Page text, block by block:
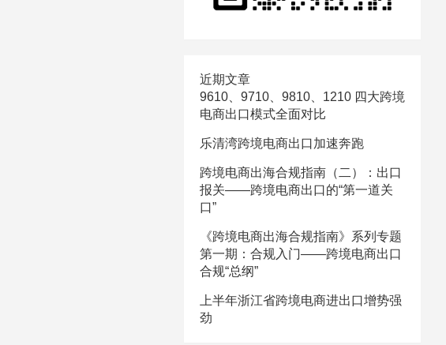
近期文章
9610、9710、9810、1210 四大跨境
电商出口模式全面对比
乐清湾跨境电商出口加速奔跑
跨境电商出海合规指南（二）：出口
报关——跨境电商出口的“第一道关
口”
《跨境电商出海合规指南》系列专题
第一期：合规入门——跨境电商出口
合规“总纲”
上半年浙江省跨境电商进出口增势强
劲